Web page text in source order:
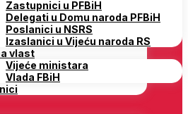
Zastupnici u PFBiH
Delegati u Domu naroda PFBiH
Poslanici u NSRS
Izaslanici u Vijeću naroda RS
vlast
Vijeće ministara
Vlada FBiH